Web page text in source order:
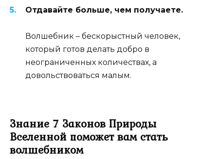
Отдавайте больше, чем получаете.
Волшебник – бескорыстный человек,
который готов делать добро в
неограниченных количествах, а
довольствоваться малым.
Знание 7 Законов Природы
Вселенной поможет вам стать
волшебником